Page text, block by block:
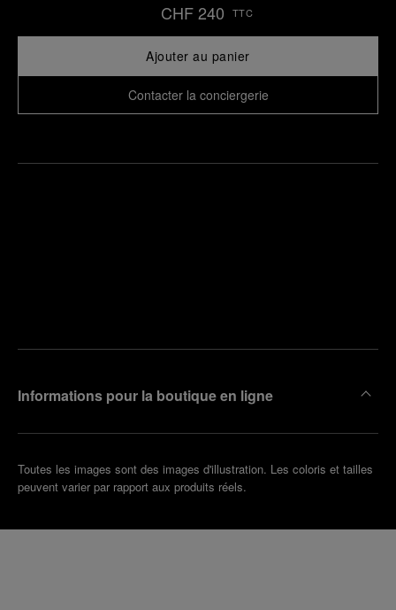
CHF 240 TTC
Ajouter au panier
Contacter la conciergerie
Informations pour la boutique en ligne
Toutes les images sont des images d'illustration. Les coloris et tailles
peuvent varier par rapport aux produits réels.